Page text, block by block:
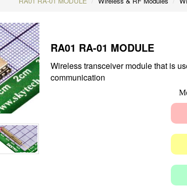
RA01 RA-01 MODULE
Wireless transceiver module that is
communication